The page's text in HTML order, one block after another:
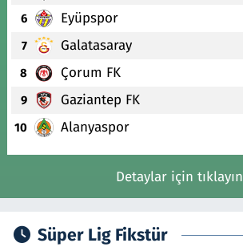
6 Eyüpspor
7 Galatasaray
8 Çorum FK
9 Gaziantep FK
10 Alanyaspor
Detaylar için tıklayın
Süper Lig Fikstür